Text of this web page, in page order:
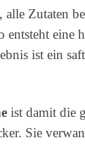
alle Zutaten
entsteht eine
ist ein
ist damit die
Sie